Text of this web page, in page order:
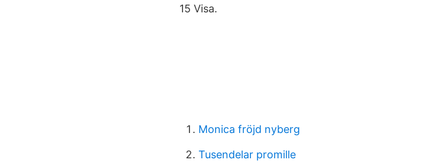
15 Visa.
Monica fröjd nyberg
Tusendelar promille